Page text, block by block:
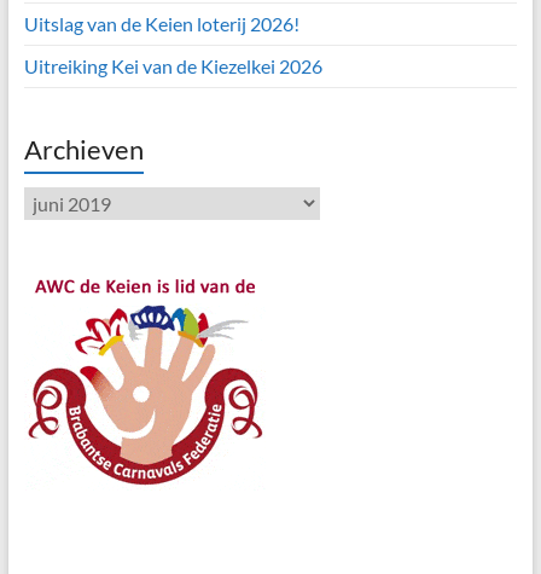
Uitslag van de Keien loterij 2026!
Uitreiking Kei van de Kiezelkei 2026
Archieven
Archieven